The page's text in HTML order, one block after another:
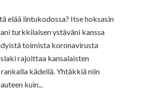
elää lintukodossa? Itse hoksasin
turkkilaisen ystäväni kanssa
toimista koronavirusta
rajoittaa kansalaisten
kädellä. Yhtäkkiä niin
kuin...